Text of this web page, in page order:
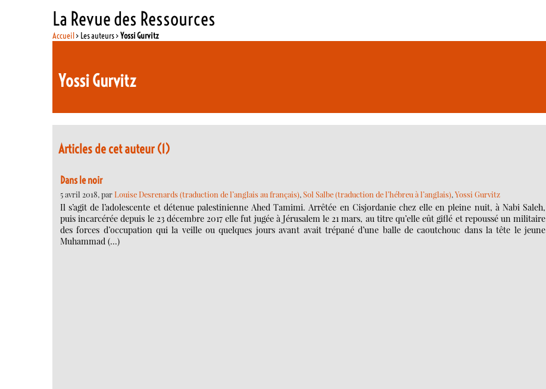
La Revue des Ressources
Accueil> Les auteurs >Yossi Gurvitz
Yossi Gurvitz
Articles de cet auteur (1)
Dans le noir
5 avril 2018, parLouise Desrenards (traduction de l’anglais au français), Sol Salbe (traduction de l’hébreu à l’anglais), Yossi Gurvitz
Il s’agit de l’adolescente et détenue palestinienne Ahed Tamimi. Arrêtée en Cisjordanie chez elle en pleine nuit, à Nabi Saleh,
puis incarcérée depuis le 23 décembre 2017 elle fut jugée à Jérusalem le 21 mars, au titre qu’elle eût giflé et repoussé un militaire
des forces d’occupation qui la veille ou quelques jours avant avait trépané d’une balle de caoutchouc dans la tête le jeune
Muhammad (…)